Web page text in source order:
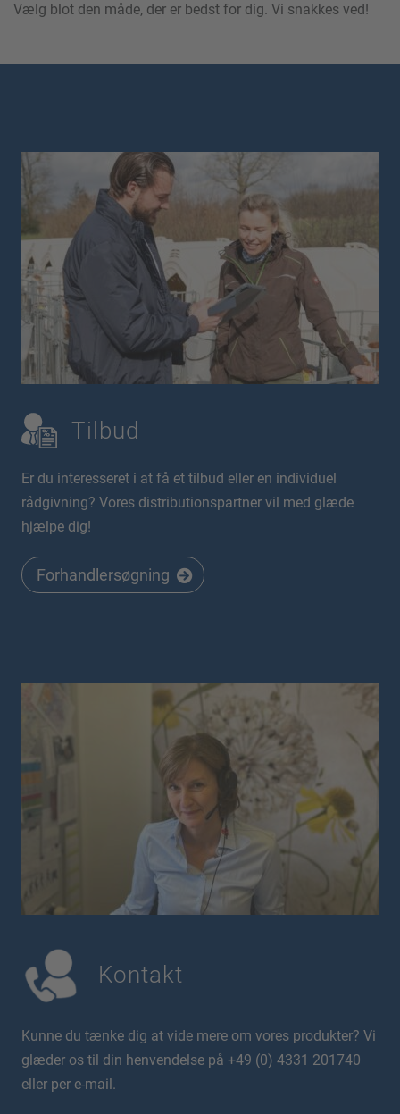
Vælg blot den måde, der er bedst for dig. Vi snakkes ved!
Tilbud
Er du interesseret i at få et tilbud eller en individuel
rådgivning? Vores distributionspartner vil med glæde
hjælpe dig!
Forhandlersøgning
Kontakt
Kunne du tænke dig at vide mere om vores produkter? Vi
glæder os til din henvendelse på +49 (0) 4331 201740
eller per e-mail.